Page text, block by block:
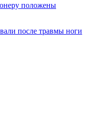
положены
после травмы ноги